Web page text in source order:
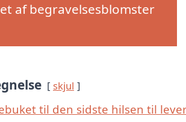
af begravelsesblomster
skjul
til den sidste hilsen til